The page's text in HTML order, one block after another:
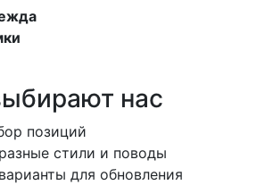
нас
позиций
стили и поводы
для обновления